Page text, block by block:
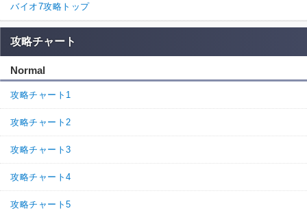
バイオ7攻略トップ
攻略チャート
Normal
攻略チャート1
攻略チャート2
攻略チャート3
攻略チャート4
攻略チャート5